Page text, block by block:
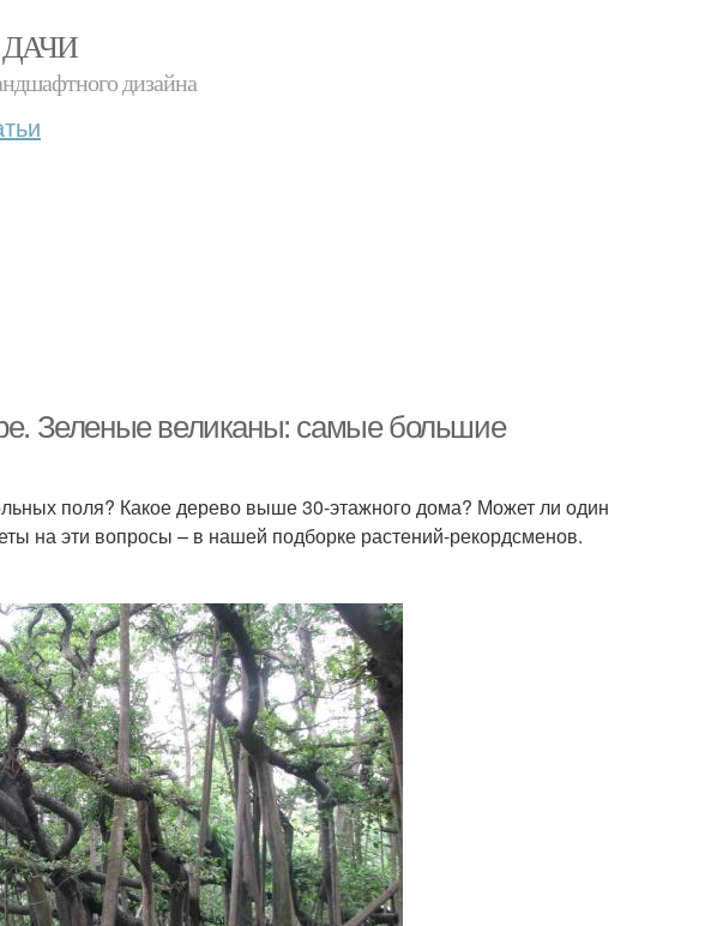
дизайна
Зеленые великаны: самые большие
поля? Какое дерево выше 30-этажного дома? Может ли один
на эти вопросы – в нашей подборке растений-рекордсменов.